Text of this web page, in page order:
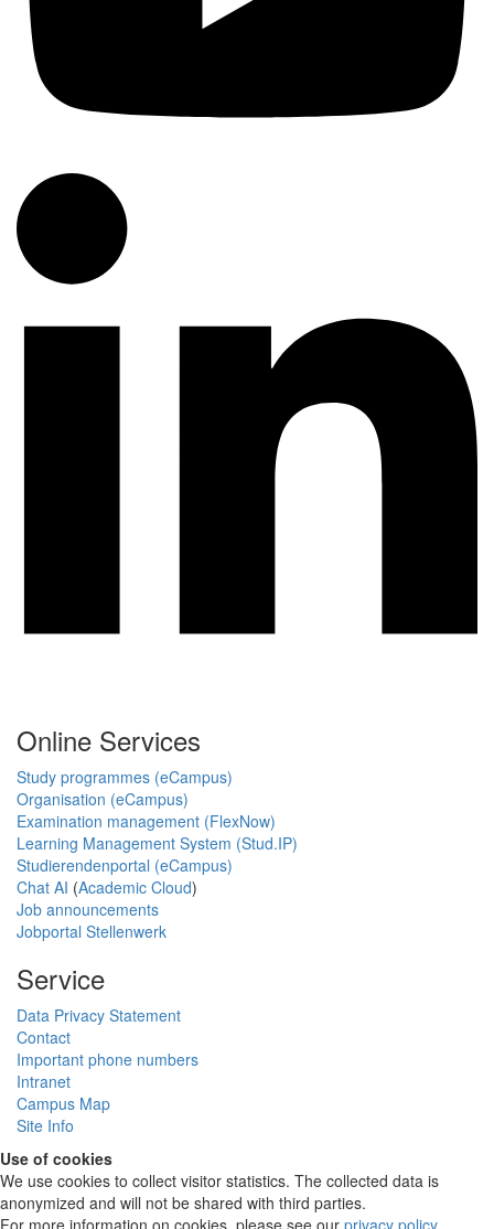
Online Services
Study programmes (eCampus)
Organisation (eCampus)
Examination management (FlexNow)
Learning Management System (Stud.IP)
Studierendenportal (eCampus)
Chat AI (Academic Cloud)
Job announcements
Jobportal Stellenwerk
Service
Data Privacy Statement
Contact
Important phone numbers
Intranet
Campus Map
Site Info
Use of cookies
We use cookies to collect visitor statistics. The collected data is
anonymized and will not be shared with third parties.